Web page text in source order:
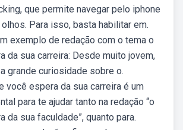
que permite navegar pelo iphone
Para isso, basta habilitar em.
exemplo de redação com o tema o
da sua carreira: Desde muito jovem,
grande curiosidade sobre o.
você espera da sua carreira é um
para te ajudar tanto na redação “o
da sua faculdade”, quanto para.